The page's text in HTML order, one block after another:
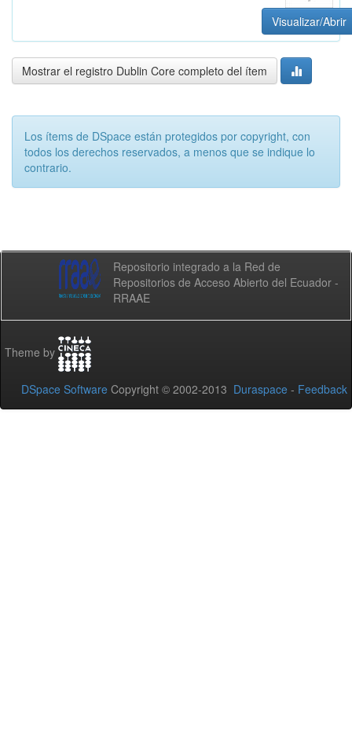
Visualizar/Abrir
Mostrar el registro Dublin Core completo del ítem
Los ítems de DSpace están protegidos por copyright, con
todos los derechos reservados, a menos que se indique lo
contrario.
Repositorio integrado a la Red de
Repositorios de Acceso Abierto del Ecuador -
RRAAE
Theme by
DSpace Software Copyright © 2002-2013 Duraspace - Feedback